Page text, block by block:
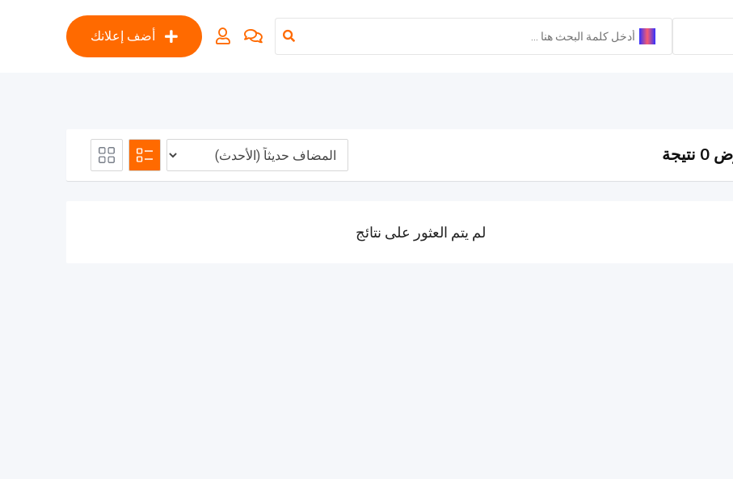
أضف إعلانك
لم يتم العثور على نتائج